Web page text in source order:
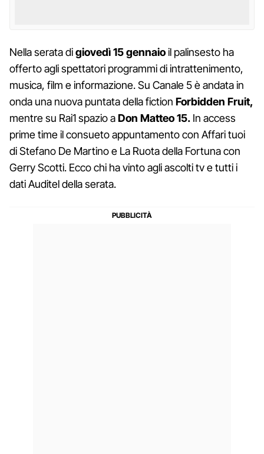
Nella serata digiovedì 15 gennaioil palinsesto ha
offerto agli spettatori programmi di intrattenimento,
musica, film e informazione. Su Canale 5 è andata in
onda una nuova puntata della fiction Forbidden Fruit,
mentre su Rai1 spazio aDon Matteo 15. In access
prime time il consueto appuntamento con Affari tuoi
di Stefano De Martino e La Ruota della Fortuna con
Gerry Scotti. Ecco chi ha vinto agli ascolti tv e tutti i
dati Auditel della serata.